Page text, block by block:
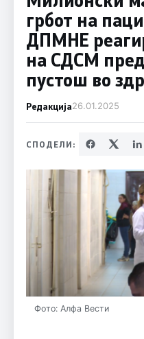
грбот на
ДПМНЕ
на СДСМ
пустош во
Редакција26.01.2025
СПОДЕЛИ:
Фото: Алфа Вести